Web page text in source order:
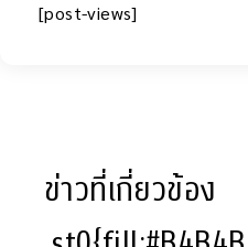
[post-views]
ข่าวที่เกี่ยวข้อง